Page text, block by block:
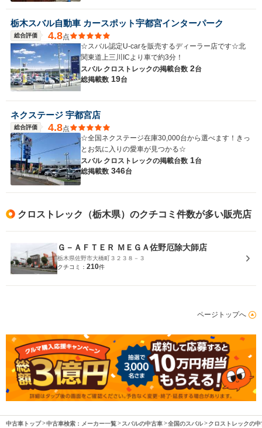
栃木スバル自動車 カースポット宇都宮インターパーク
総合評価 4.8点
☆スバル認定U-carを販売するディーラー店です☆北
関東道上三川ICより車で約3分！
スバル クロストレックの掲載台数 2台
総掲載数 19台
ネクステージ 宇都宮店
総合評価 4.8点
☆全国ネクステージ在庫30,000台から選べます！きっ
とお気に入りの愛車が見つかる☆
スバル クロストレックの掲載台数 1台
総掲載数 346台
クロストレック（栃木県）のクチコミ件数が多い販売店
Ｇ－ＡＦＴＥＲ ＭＥＧＡ佐野厄除大師店
栃木県佐野市大橋町３２３８－３
クチコミ： 210件
ページトップへ
中古車トップ 中古車検索：メーカー一覧 スバルの中古車 全国のスバル クロストレックの中